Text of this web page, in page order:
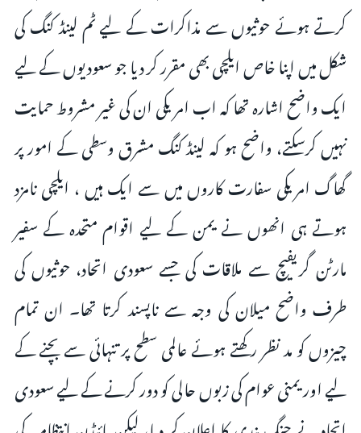
کرتے ہوئے حوثیوں سے مذاکرات کے لیے ٹم لینڈ کنگ کی
شکل میں اپنا خاص ایلچی بھی مقرر کر دیا جو سعودیوں کے لیے
ایک واضح اشارہ تھا کہ اب امریکی ان کی غیر مشروط حمایت
نہیں کرسکتے، واضح ہو کہ لینڈ کنگ مشرق وسطی کے امور پر
گھاگ امریکی سفارت کاروں میں سے ایک ہیں ، ایلچی نامزد
ہوتے ہی انھوں نے یمن کے لیے اقوام متحدہ کے سفیر
مارٹن گریفیچ سے ملاقات کی جسے سعودی اتحاد، حوثیوں کی
طرف واضح میلان کی وجہ سے ناپسند کرتا تھا۔ ان تمام
چیزوں کو مد نظر رکھتے ہوئے عالمی سطح پر تنہائی سے بچنے کے
لیے اور یمنی عوام کی زبوں حالی کو دور کرنے کے لیے سعودی